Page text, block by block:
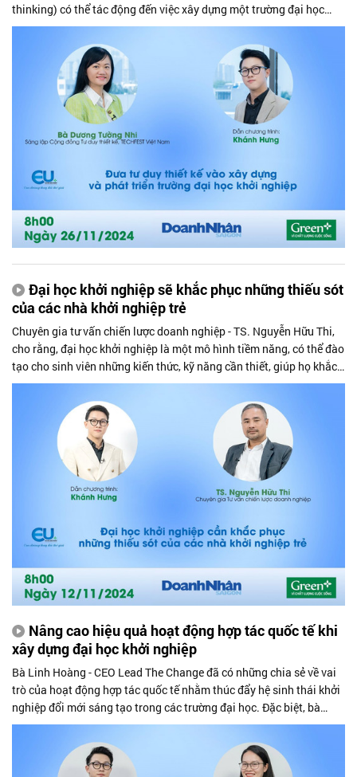
thinking) có thể tác động đến việc xây dựng một trường đại học
khởi nghiệp, từ chiến lược phát triển đến hoạt động của giảng viên,
sinh viên, các nhóm dự án... Đồng thời, bà cũng chia sẻ cách tư duy
thiết kế góp phần thúc đẩy sự vận hành hiệu quả của hệ sinh thái
khởi nghiệp và đổi mới sáng tạo trong nhà trường.
Đại học khởi nghiệp sẽ khắc phục những thiếu sót
của các nhà khởi nghiệp trẻ
Chuyên gia tư vấn chiến lược doanh nghiệp - TS. Nguyễn Hữu Thi,
cho rằng, đại học khởi nghiệp là một mô hình tiềm năng, có thể đào
tạo cho sinh viên những kiến thức, kỹ năng cần thiết, giúp họ khắc
phục được những thiếu sót điển hình của các nhà khởi nghiệp trẻ,
trong quá trình hiện thực hoá các ý tưởng đổi mới sáng tạo thành
các doanh nghiệp khởi nghiệp thành công.
Nâng cao hiệu quả hoạt động hợp tác quốc tế khi
xây dựng đại học khởi nghiệp
Bà Linh Hoàng - CEO Lead The Change đã có những chia sẻ về vai
trò của hoạt động hợp tác quốc tế nhằm thúc đẩy hệ sinh thái khởi
nghiệp đổi mới sáng tạo trong các trường đại học. Đặc biệt, bà
nhấn mạnh, khi tiến tới mô hình đại học khởi nghiệp, hoạt động này
phải càng được chú trọng, nâng cao hiệu quả thực tế hơn nữa để
nuôi dưỡng, phát triển thành công các dự án của sinh viên, giảng